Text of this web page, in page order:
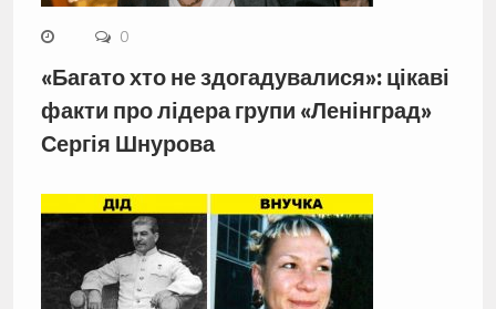
0
«Багато хто не здогадувалися»: цікаві
факти про лідера групи «Ленінград»
Сергія Шнурова